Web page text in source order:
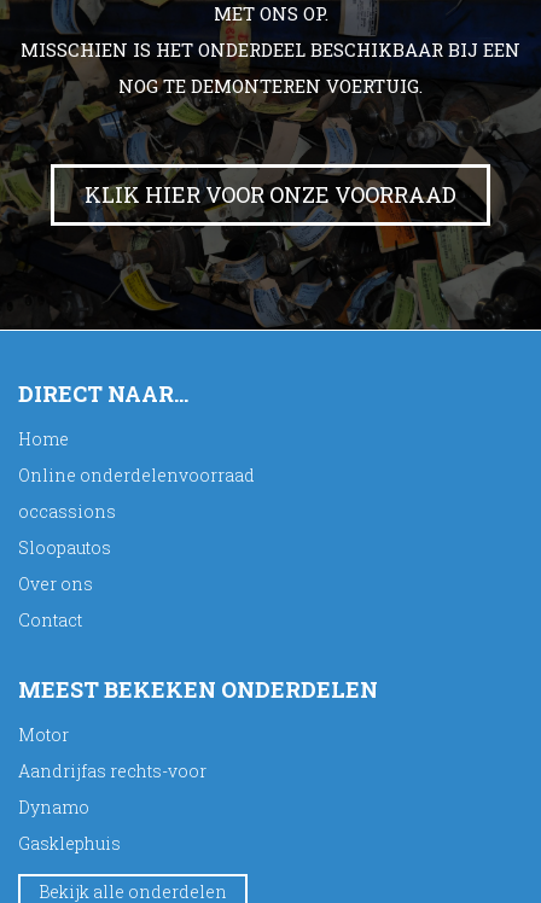
MET ONS OP.
MISSCHIEN IS HET ONDERDEEL BESCHIKBAAR BIJ EEN
NOG TE DEMONTEREN VOERTUIG.
KLIK HIER VOOR ONZE VOORRAAD
DIRECT NAAR...
Home
Online onderdelenvoorraad
occassions
Sloopautos
Over ons
Contact
MEEST BEKEKEN ONDERDELEN
Motor
Aandrijfas rechts-voor
Dynamo
Gasklephuis
Bekijk alle onderdelen